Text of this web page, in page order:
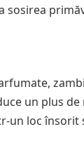
sosirea
un plus
un loc